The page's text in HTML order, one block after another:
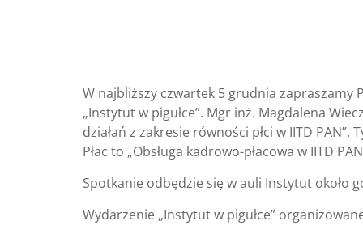
W najbliższy czwartek 5 grudnia
„Instytut w pigułce”. Mgr inż. Magdalena
działań z zakresie równości płci w IITD
Płac to „Obsługa kadrowo-płacowa w IITD
Spotkanie odbędzie się w auli Instytut około
Wydarzenie „Instytut w pigułce”